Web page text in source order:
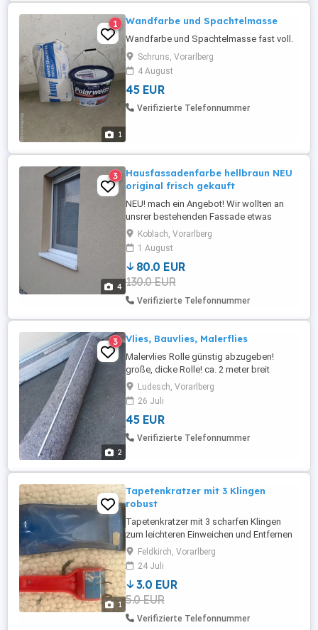
1
1 Wandfarbe und Spachtelmasse
Wandfarbe und Spachtelmasse fast voll.
Schruns, Vorarlberg
4 August
45 EUR
Verifizierte Telefonnummer
4
3
Hausfassadenfarbe hellbraun NEU
original frisch gekauft
NEU! mach ein Angebot! Wir wollten an
unsrer bestehenden Fassade etwas
ausbessern. Die Farbe passt vom Ton her
leider nicht mehr. 12,5 l Kübel
Koblach, Vorarlberg
1 August
80.0 EUR
130.0 EUR
Verifizierte Telefonnummer
2
3 Vlies, Bauvlies, Malerflies
Malervlies Rolle günstig abzugeben!
große, dicke Rolle! ca. 2 meter breit
Ludesch, Vorarlberg
26 Juli
45 EUR
Verifizierte Telefonnummer
1
Tapetenkratzer mit 3 Klingen
robust
Tapetenkratzer mit 3 scharfen Klingen
zum leichteren Einweichen und Entfernen
alter Tapeten nur wenig gebraucht, sehr
robust
Feldkirch, Vorarlberg
24 Juli
3.0 EUR
5.0 EUR
Verifizierte Telefonnummer